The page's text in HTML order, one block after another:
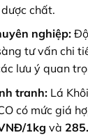
chất.
nghiệp:
tư vấn chi
lưu ý quan
tranh:Lá
có mức giá
1kg và